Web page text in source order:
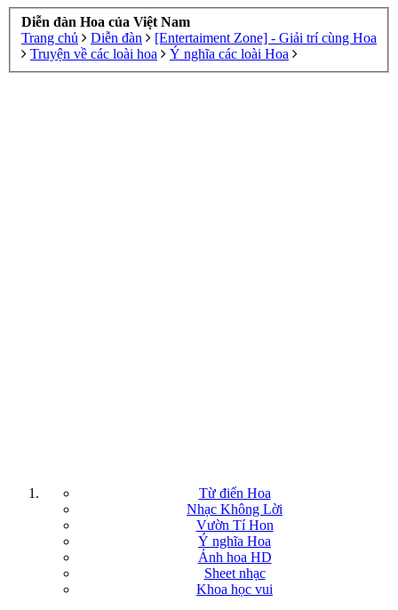
Diễn đàn Hoa của Việt Nam
Trang chủ
Diễn đàn
[Entertaiment Zone] - Giải trí cùng Hoa
Truyện về các loài hoa
Ý nghĩa các loài Hoa
Từ điển Hoa
Nhạc Không Lời
Vườn Tí Hon
Ý nghĩa Hoa
Ảnh hoa HD
Sheet nhạc
Khoa học vui